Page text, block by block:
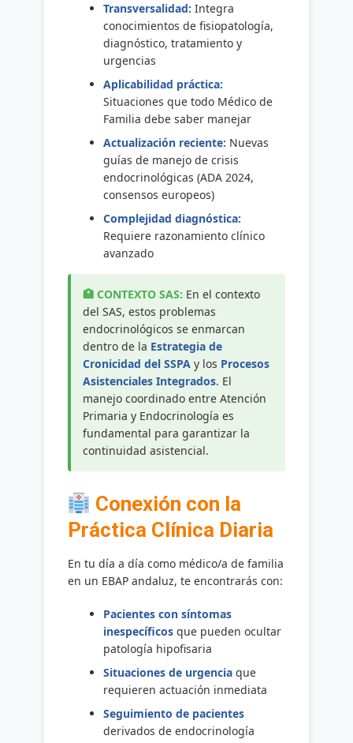
Transversalidad: Integra
conocimientos de fisiopatología,
diagnóstico, tratamiento y
urgencias
Aplicabilidad práctica:
Situaciones que todo Médico de
Familia debe saber manejar
Actualización reciente: Nuevas
guías de manejo de crisis
endocrinológicas (ADA 2024,
consensos europeos)
Complejidad diagnóstica:
Requiere razonamiento clínico
avanzado
En el contexto
del SAS, estos problemas
endocrinológicos se enmarcan
dentro de la Estrategia de
Cronicidad del SSPAy los Procesos
Asistenciales Integrados. El
manejo coordinado entre Atención
Primaria y Endocrinología es
fundamental para garantizar la
continuidad asistencial.
Conexión con la
Práctica Clínica Diaria
En tu día a día como médico/a de familia
en un EBAP andaluz, te encontrarás con:
Pacientes con síntomas
inespecíficosque pueden ocultar
patología hipofisaria
Situaciones de urgenciaque
requieren actuación inmediata
Seguimiento de pacientes
derivados de endocrinología